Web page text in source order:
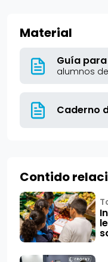
Material
Guía
alumnos
Caderno
Contido